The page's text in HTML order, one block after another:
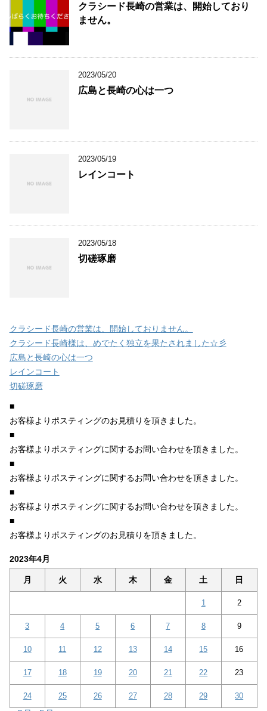
クラシード長崎の営業は、開始しており
ません。
2023/05/20
広島と長崎の心は一つ
2023/05/19
レインコート
2023/05/18
切磋琢磨
クラシード長崎の営業は、開始しておりません。
クラシード長崎様は、めでたく独立を果たされました☆彡
広島と長崎の心は一つ
レインコート
切磋琢磨
■
お客様よりポスティングのお見積りを頂きました。
■
お客様よりポスティングに関するお問い合わせを頂きました。
■
お客様よりポスティングに関するお問い合わせを頂きました。
■
お客様よりポスティングに関するお問い合わせを頂きました。
■
お客様よりポスティングのお見積りを頂きました。
2023年4月
月 火 水 木 金 土 日
1 2
3 4 5 6 7 8 9
10 11 12 13 14 15 16
17 18 19 20 21 22 23
24 25 26 27 28 29 30